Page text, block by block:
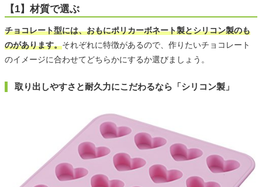
【1】材質で選ぶ
チョコレート型には、おもにポリカーボネート製とシリコン製のも
のがあります。それぞれに特徴があるので、作りたいチョコレート
のイメージに合わせてどちらかにするか選びましょう。
取り出しやすさと耐久力にこだわるなら「シリコン製」